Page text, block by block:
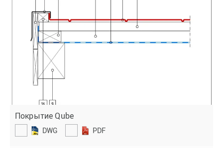
Покрытие Qube
DWG PDF